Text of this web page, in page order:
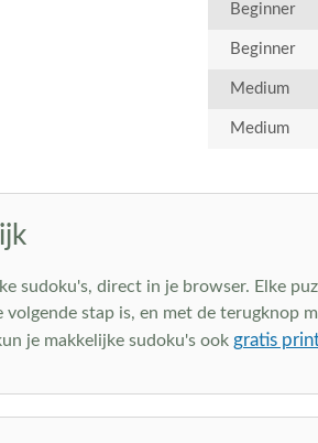
Beginner
Beginner
Medium
Medium
sudoku's, direct in je browser. Elke
stap is, en met de terugknop
je makkelijke sudoku's ook gratis